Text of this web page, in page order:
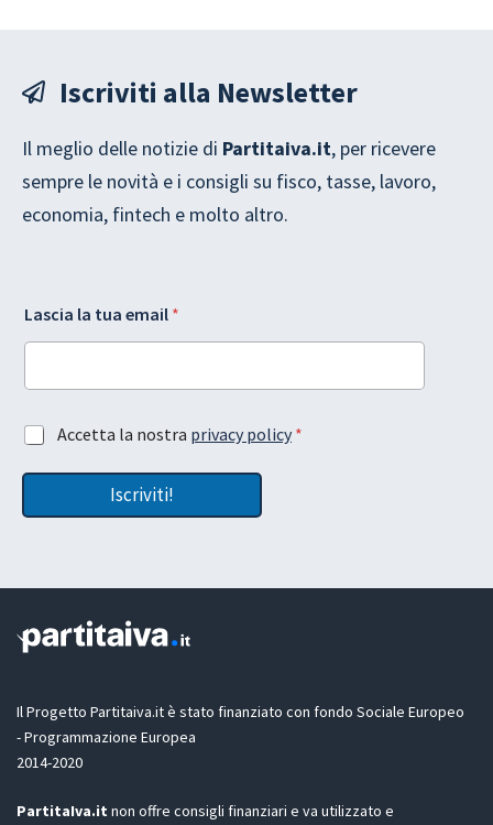
Iscriviti alla Newsletter
Il meglio delle notizie di Partitaiva.it, per ricevere
sempre le novità e i consigli su fisco, tasse, lavoro,
economia, fintech e molto altro.
a
L
s
i
a
a
s
i
t
u
Lascia la tua email *
A
c
t
n
D
R
*
Accetta la nostra privacy policy *
Iscriviti!
Il Progetto Partitaiva.it è stato finanziato con fondo Sociale Europeo
- Programmazione Europea
2014-2020
PartitaIva.it non offre consigli finanziari e va utilizzato e